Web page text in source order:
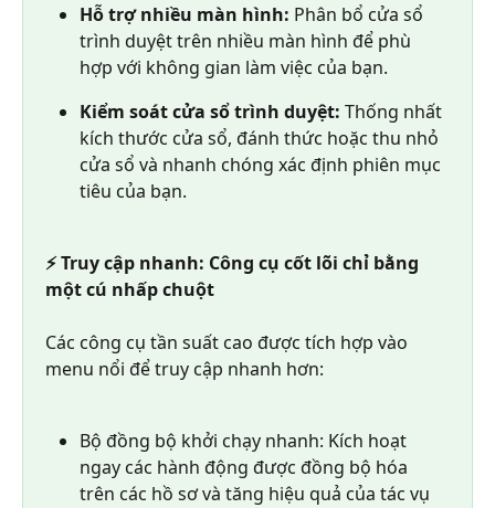
Hỗ trợ nhiều màn hình: Phân bổ cửa sổ
trình duyệt trên nhiều màn hình để phù
hợp với không gian làm việc của bạn.
Kiểm soát cửa sổ trình duyệt: Thống nhất
kích thước cửa sổ, đánh thức hoặc thu nhỏ
cửa sổ và nhanh chóng xác định phiên mục
tiêu của bạn.
⚡ Truy cập nhanh: Công cụ cốt lõi chỉ bằng
một cú nhấp chuột
Các công cụ tần suất cao được tích hợp vào
menu nổi để truy cập nhanh hơn:
Bộ đồng bộ khởi chạy nhanh: Kích hoạt
ngay các hành động được đồng bộ hóa
trên các hồ sơ và tăng hiệu quả của tác vụ